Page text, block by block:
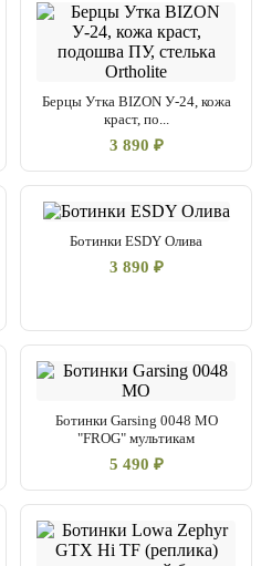
Берцы Утка BIZON У-24, кожа
краст, по...
3 890 ₽
Ботинки ESDY Олива
3 890 ₽
Ботинки Garsing 0048 МО
"FROG" мультикам
5 490 ₽